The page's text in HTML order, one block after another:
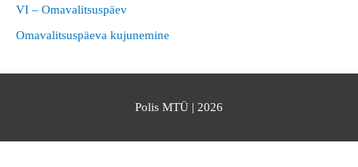
VI – Omavalitsuspäev
Omavalitsuspäeva kujunemine
Polis MTÜ | 2026